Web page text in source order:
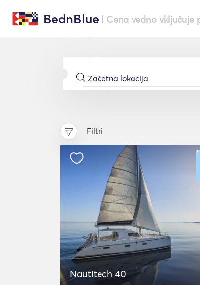
BednBlue | Cena vedno vključuje
Filtri
Nautitech 40